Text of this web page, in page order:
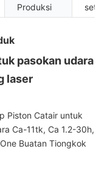
Produksi
set/
pasokan udara
laser